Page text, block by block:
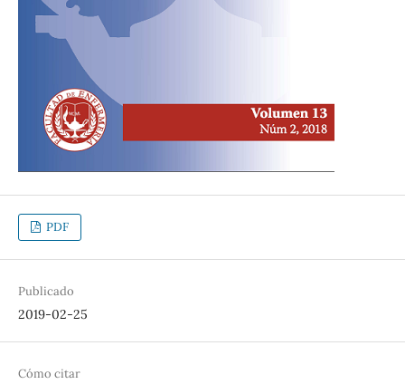
PDF
Publicado
2019-02-25
Cómo citar